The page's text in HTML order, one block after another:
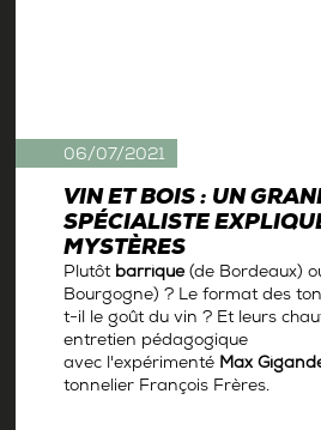
VIN ET BOIS : UN
SPÉCIALISTE
MYSTÈRES
Plutôt barrique(de Bordeaux)
Bourgogne) ? Le format des
t-il le goût du vin ? Et leurs
entretien pédagogique
avec l'expérimenté Max
tonnelier François Frères.
06/07/2021